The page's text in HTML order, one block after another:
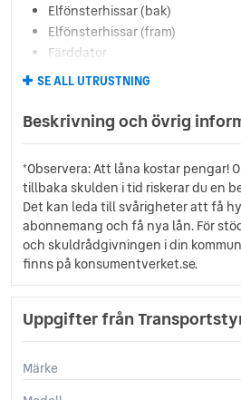
Elfönsterhissar (bak)
Elfönsterhissar (fram)
Färddator
GPS
Klädsel (tyg)
Metalliclack
Multifunktionsratt
Svensksåld
Sätesvärme fram
TPMS
Yttertemperaturmätare
SE ALL UTRUSTNING
Beskrivning och övrig
*Observera: Att låna kostar pengar!
tillbaka skulden i tid riskerar du en
Det kan leda till svårigheter att få
abonnemang och få nya lån. För
och skuldrådgivningen i din
finns på konsumentverket.se.
Uppgifter från
Märke